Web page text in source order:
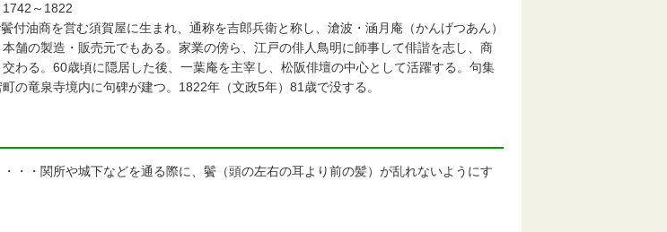
～1822
付油商を営む須賀屋に生まれ、通称を吉郎兵衛と称し、滄波・涵月庵（かんげつあん）
舗の製造・販売元でもある。家業の傍ら、江戸の俳人鳥明に師事して俳諧を志し、商
わる。60歳頃に隠居した後、一葉庵を主宰し、松阪俳壇の中心として活躍する。句集
の竜泉寺境内に句碑が建つ。1822年（文政5年）81歳で没する。
・・関所や城下などを通る際に、鬢（頭の左右の耳より前の髪）が乱れないようにす